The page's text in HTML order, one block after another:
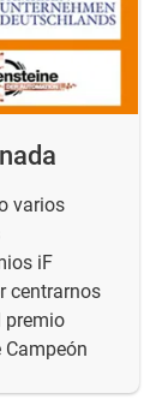
varios
iF
centrarnos
premio